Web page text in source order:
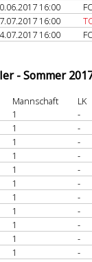
16:00
16:00
16:00
- Sommer
Mannschaft
LK
1
-
1
-
1
-
1
-
1
-
1
-
1
-
1
-
1
-
1
-
1
-